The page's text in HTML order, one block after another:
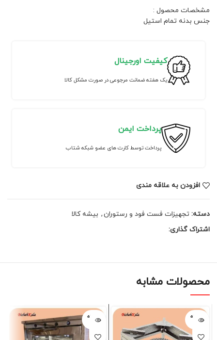
مشخصات محصول :
جنس بدنه تمام استیل
کیفیت اورجینال
یک هفته ضمانت مرجوعی در صورت مشکل کالا
پرداخت ایمن
پرداخت توسط کارت های عضو شبکه شتاب
افزودن به علاقه مندی
دسته: تجهیزات فست فود و رستوران, بیشه کالا
اشتراک گذاری:
محصولات مشابه
فروخته
شده
فروخته
شده